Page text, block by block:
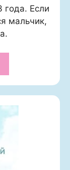
года. Если
мальчик,